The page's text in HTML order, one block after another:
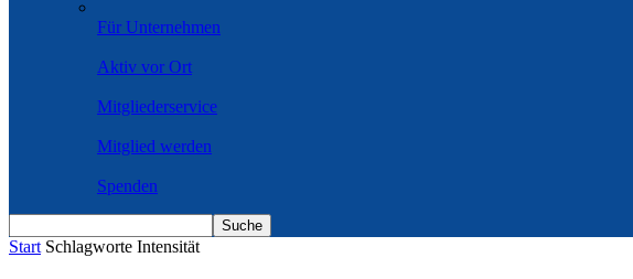
Für Unternehmen
Aktiv vor Ort
Mitgliederservice
Mitglied werden
Spenden
Start Schlagworte Intensität